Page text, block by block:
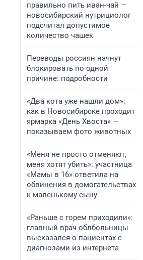
правильно пить иван-чай —
новосибирский нутрициолог
подсчитал допустимое
количество чашек
Переводы россиян начнут
блокировать по одной
причине: подробности
«Два кота уже нашли дом»:
как в Новосибирске проходит
ярмарка «День Хвоста» —
показываем фото животных
«Меня не просто отменяют,
меня хотят убить»: участница
«Мамы в 16» ответила на
обвинения в домогательствах
к маленькому сыну
«Раньше с горем приходили»:
главный врач облбольницы
высказался о пациентах с
диагнозами из интернета